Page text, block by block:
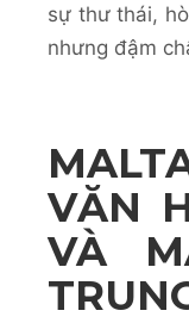
sự thư thái,
nhưng đậm
VĂN
VÀ